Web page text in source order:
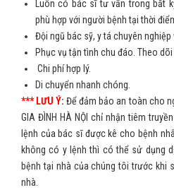
Luôn có bác sĩ tư vấn trong bất
phù hợp với người bệnh tại thời
Đội ngũ bác sỹ, y tá chuyên nghiệp
Phục vụ tận tình chu đáo. Theo
Chi phí hợp lý.
Di chuyển nhanh chóng.
*** LƯU Ý:Để đảm bảo an toàn cho
GIA ĐÌNH HÀ NỘI chỉ nhận tiêm
lệnh của bác sĩ được kê cho bệnh
không có y lệnh thì có thể sử dụng
bệnh tại nhà của chúng tôi trước khi
nhà.